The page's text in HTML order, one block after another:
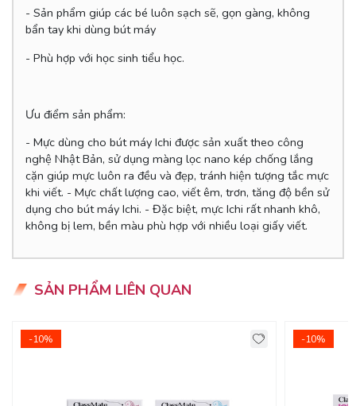
- Sản phẩm giúp các bé luôn sạch sẽ, gọn gàng, không
bẩn tay khi dùng bút máy
- Phù hợp với học sinh tiểu học.
Ưu điểm sản phẩm:
- Mực dùng cho bút máy Ichi được sản xuất theo công
nghệ Nhật Bản, sử dụng màng lọc nano kép chống lắng
cặn giúp mực luôn ra đều và đẹp, tránh hiện tượng tắc mực
khi viết. - Mực chất lượng cao, viết êm, trơn, tăng độ bền sử
dụng cho bút máy Ichi. - Đặc biệt, mực Ichi rất nhanh khô,
không bị lem, bền màu phù hợp với nhiều loại giấy viết.
SẢN PHẨM LIÊN QUAN
-10% -10%